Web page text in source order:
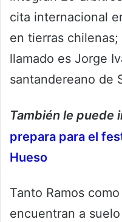
cita internacional
en tierras
llamado es Jorge
santandereano de
También le puede
prepara para el
Hueso
Tanto Ramos
encuentran a